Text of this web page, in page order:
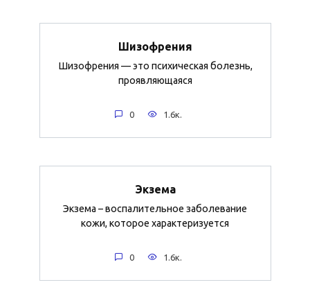
Шизофрения
Шизофрения — это психическая болезнь,
проявляющаяся
0 1.6к.
Экзема
Экзема – воспалительное заболевание
кожи, которое характеризуется
0 1.6к.